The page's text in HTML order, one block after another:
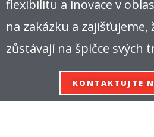
flexibilitu a inovace v
na zakázku a
zůstávají na špičce svých
KONTAKTUJTE